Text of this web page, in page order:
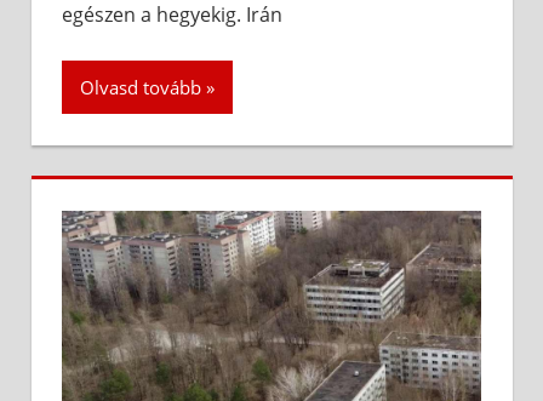
egészen a hegyekig. Irán
Olvasd tovább